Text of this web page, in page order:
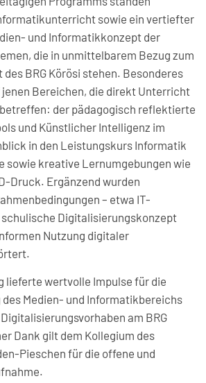
sowie ein vertiefter
und Informatikkonzept der
die in unmittelbarem Bezug zum
BRG Körösi stehen. Besonderes
Bereichen, die direkt Unterricht
der pädagogisch reflektierte
und Künstlicher Intelligenz im
in den Leistungskurs Informatik
sowie kreative Lernumgebungen wie
Druck. Ergänzend wurden
– etwa IT-
Digitalisierungskonzept
Nutzung digitaler
lieferte wertvolle Impulse für die
Medien- und Informatikbereichs
am BRG
Dank gilt dem Kollegium des
Pieschen für die offene und